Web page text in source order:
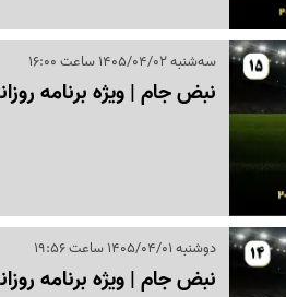
سه‌شنبه 1405/04/02 ساعت 16:00
نبض جام | ویژه برنامه روزانه
دوشنبه 1405/04/01 ساعت 19:56
نبض جام | ویژه برنامه روزانه